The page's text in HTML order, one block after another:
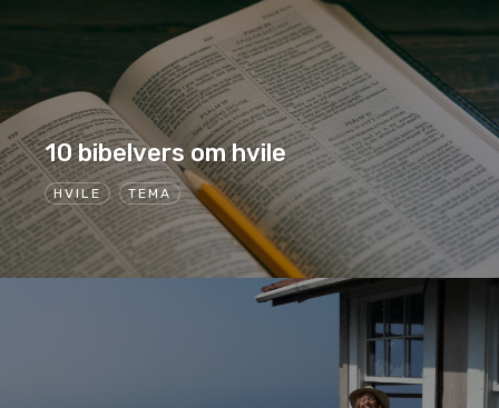
HVILE TEMA
10 bibelvers om hvile